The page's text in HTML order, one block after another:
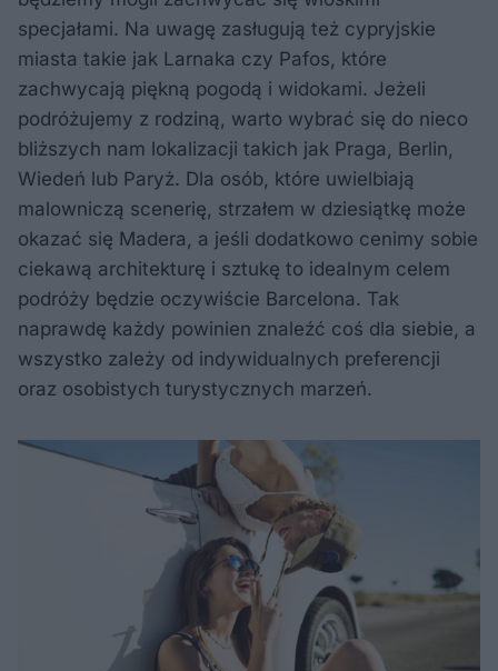
specjałami. Na uwagę zasługują też cypryjskie
miasta takie jak Larnaka czy Pafos, które
zachwycają piękną pogodą i widokami. Jeżeli
podróżujemy z rodziną, warto wybrać się do nieco
bliższych nam lokalizacji takich jak Praga, Berlin,
Wiedeń lub Paryż. Dla osób, które uwielbiają
malowniczą scenerię, strzałem w dziesiątkę może
okazać się Madera, a jeśli dodatkowo cenimy sobie
ciekawą architekturę i sztukę to idealnym celem
podróży będzie oczywiście Barcelona. Tak
naprawdę każdy powinien znaleźć coś dla siebie, a
wszystko zależy od indywidualnych preferencji
oraz osobistych turystycznych marzeń.